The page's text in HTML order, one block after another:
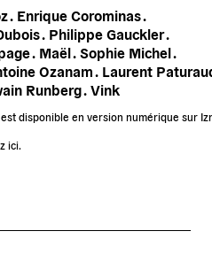
. Enrique Corominas .
. Philippe Gauckler .
. Maël . Sophie Michel .
Ozanam . Laurent
Runberg . Vink
disponible en version numérique sur
ici.